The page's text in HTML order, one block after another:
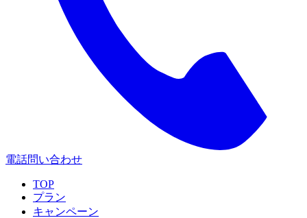
電話問い合わせ
TOP
プラン
キャンペーン